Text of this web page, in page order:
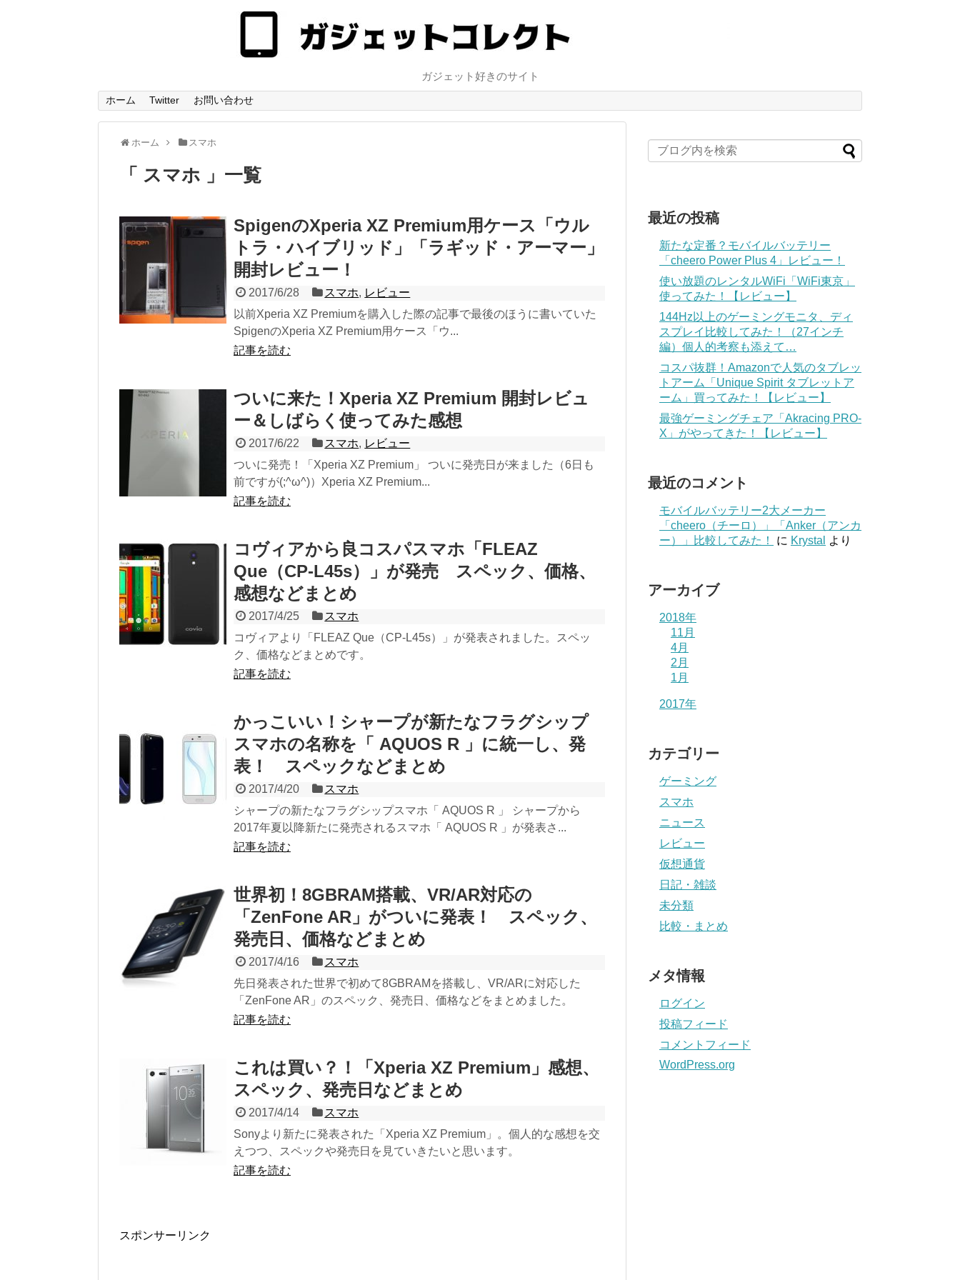
ガジェット好きのサイト
ホーム Twitter お問い合わせ
ホーム スマホ
「 スマホ 」一覧
SpigenのXperia XZ Premium用ケース「ウル
トラ・ハイブリッド」「ラギッド・アーマー」
開封レビュー！
2017/6/28 スマホ, レビュー
以前Xperia XZ Premiumを購入した際の記事で最後のほうに書いていた
SpigenのXperia XZ Premium用ケース「ウ...
記事を読む
ついに来た！Xperia XZ Premium 開封レビュ
ー＆しばらく使ってみた感想
2017/6/22 スマホ, レビュー
ついに発売！「Xperia XZ Premium」 ついに発売日が来ました（6日も
前ですが(;^ω^)）Xperia XZ Premium...
記事を読む
コヴィアから良コスパスマホ「FLEAZ
Que（CP-L45s）」が発売 スペック、価格、
感想などまとめ
2017/4/25
スマホ
コヴィアより「FLEAZ Que（CP-L45s）」が発表されました。スペッ
ク、価格などまとめです。
記事を読む
かっこいい！シャープが新たなフラグシップ
スマホの名称を「 AQUOS R 」に統一し、発
表！ スペックなどまとめ
2017/4/20
スマホ
シャープの新たなフラグシップスマホ「 AQUOS R 」 シャープから
2017年夏以降新たに発売されるスマホ「 AQUOS R 」が発表さ...
記事を読む
世界初！8GBRAM搭載、VR/AR対応の
「ZenFone AR」がついに発表！ スペック、
発売日、価格などまとめ
2017/4/16
スマホ
先日発表された世界で初めて8GBRAMを搭載し、VR/ARに対応した
「ZenFone AR」のスペック、発売日、価格などをまとめました。
記事を読む
これは買い？！「Xperia XZ Premium」感想、
スペック、発売日などまとめ
2017/4/14
スマホ
Sonyより新たに発表された「Xperia XZ Premium」。個人的な感想を交
えつつ、スペックや発売日を見ていきたいと思います。
記事を読む
スポンサーリンク
最近の投稿
新たな定番？モバイルバッテリー
「cheero Power Plus 4」レビュー！
使い放題のレンタルWiFi「WiFi東京」
使ってみた！【レビュー】
144Hz以上のゲーミングモニタ、ディ
スプレイ比較してみた！（27インチ
編）個人的考察も添えて…
コスパ抜群！Amazonで人気のタブレッ
トアーム「Unique Spirit タブレットア
ーム」買ってみた！【レビュー】
最強ゲーミングチェア「Akracing PRO-
X」がやってきた！【レビュー】
最近のコメント
モバイルバッテリー2大メーカー
「cheero（チーロ）」「Anker（アンカ
ー）」比較してみた！
に Krystal より
アーカイブ
2018年
11月
4月
2月
1月
2017年
カテゴリー
ゲーミング
スマホ
ニュース
レビュー
仮想通貨
日記・雑談
未分類
比較・まとめ
メタ情報
ログイン
投稿フィード
コメントフィード
WordPress.org